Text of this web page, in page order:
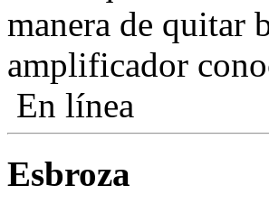
manera de quitar
amplificador
En línea
Esbroza